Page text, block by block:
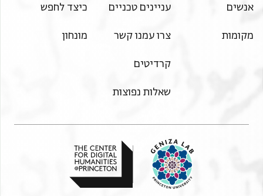
אנשים
מקומות
עניינים טכניים
צרו עמנו קשר
קרדיטים
שאלות נפוצות
כיצד לחפש
מונחון